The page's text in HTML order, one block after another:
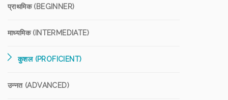
प्राथमिक (BEGINNER)
माध्यमिक (INTERMEDIATE)
कुशल (PROFICIENT)
उन्नत (ADVANCED)